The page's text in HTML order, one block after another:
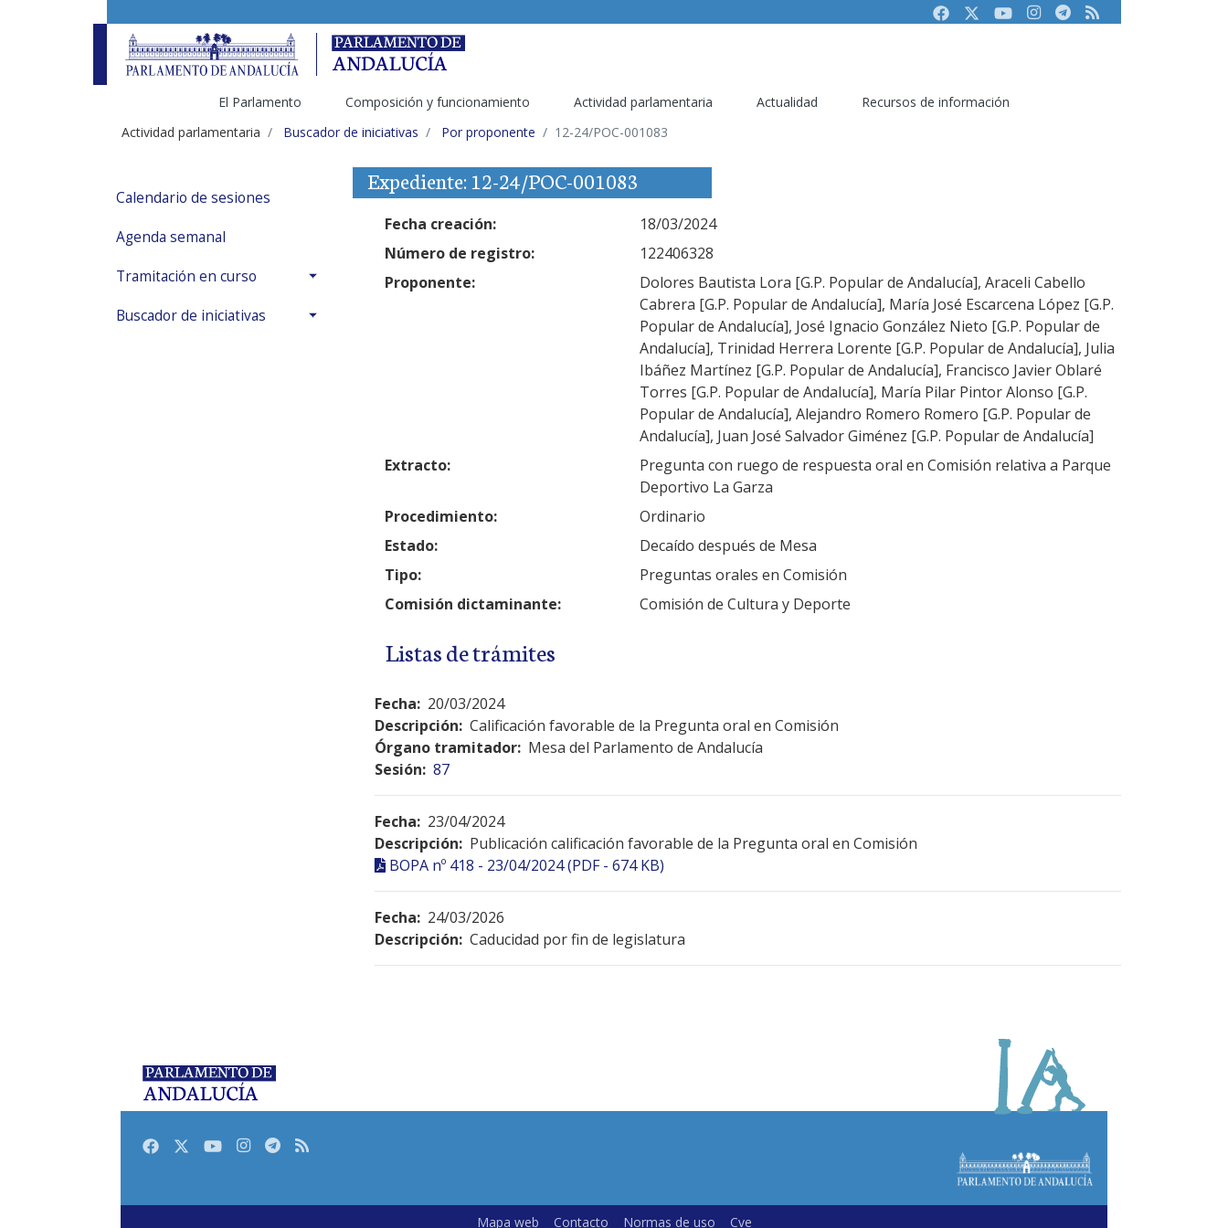
FacebookTwitterYoutubeInstagram
Telegram
RSS
El Parlamento Composición y funcionamiento Actividad parlamentaria Actualidad
Recursos de información
Actividad parlamentaria
Buscador de iniciativas Por proponente 12-24/POC-001083
Calendario de sesiones
Agenda semanal
Tramitación en curso
Buscador de iniciativas
Expediente: 12-24/POC-001083
Fecha creación:
18/03/2024
Número de registro:
122406328
Proponente:
Dolores Bautista Lora [G.P. Popular de Andalucía], Araceli Cabello
Cabrera [G.P. Popular de Andalucía], María José Escarcena López [G.P.
Popular de Andalucía], José Ignacio González Nieto [G.P. Popular de
Andalucía], Trinidad Herrera Lorente [G.P. Popular de Andalucía], Julia
Ibáñez Martínez [G.P. Popular de Andalucía], Francisco Javier Oblaré
Torres [G.P. Popular de Andalucía], María Pilar Pintor Alonso [G.P.
Popular de Andalucía], Alejandro Romero Romero [G.P. Popular de
Andalucía], Juan José Salvador Giménez [G.P. Popular de Andalucía]
Extracto:
Pregunta con ruego de respuesta oral en Comisión relativa a Parque
Deportivo La Garza
Procedimiento:
Ordinario
Estado:
Decaído después de Mesa
Tipo:
Preguntas orales en Comisión
Comisión dictaminante:
Comisión de Cultura y Deporte
Listas de trámites
Fecha: 20/03/2024
Descripción: Calificación favorable de la Pregunta oral en Comisión
Órgano tramitador: Mesa del Parlamento de Andalucía
Sesión: 87
Fecha: 23/04/2024
Descripción: Publicación calificación favorable de la Pregunta oral en Comisión
BOPA nº 418 - 23/04/2024 (PDF - 674 KB)
Fecha: 24/03/2026
Descripción: Caducidad por fin de legislatura
FacebookTwitterYoutubeInstagram
Telegram
RSS
Mapa web Contacto Normas de uso Cve